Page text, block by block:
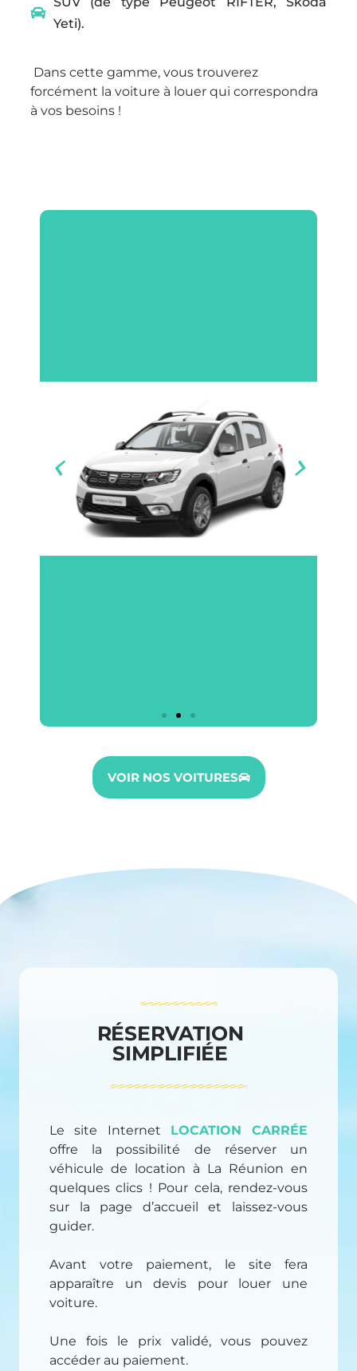
Yeti).
Dans cette gamme, vous trouverez
forcément la voiture à louer qui correspondra
à vos besoins !
VOIR NOS VOITURES
RÉSERVATION
SIMPLIFIÉE
Le site Internet LOCATION CARRÉE
offre la possibilité de réserver un
véhicule de location à La Réunion en
quelques clics ! Pour cela, rendez-vous
sur la page d’accueil et laissez-vous
guider.
Avant votre paiement, le site fera
apparaître un devis pour louer une
voiture.
Une fois le prix validé, vous pouvez
accéder au paiement.